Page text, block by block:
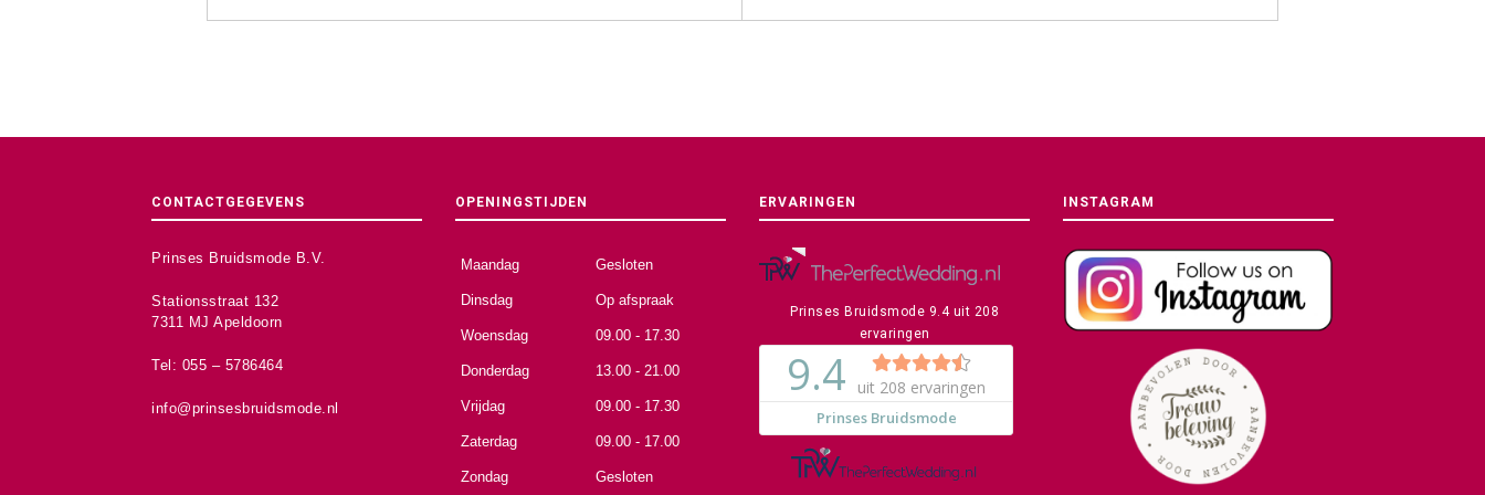
CONTACTGEGEVENS
Prinses Bruidsmode B.V.
Stationsstraat 132
7311 MJ Apeldoorn
Tel: 055 – 5786464
info@prinsesbruidsmode.nl
OPENINGSTIJDEN
Maandag Gesloten
Dinsdag Op afspraak
Woensdag 09.00 - 17.30
Donderdag 13.00 - 21.00
Vrijdag 09.00 - 17.30
Zaterdag 09.00 - 17.00
Zondag Gesloten
ERVARINGEN
Prinses Bruidsmode 9.4uit 208
ervaringen
INSTAGRAM